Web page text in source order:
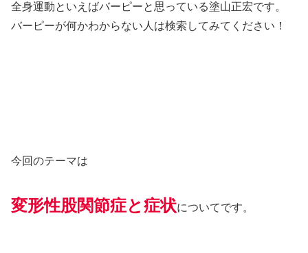
全身運動といえばバーピーと思っている塗山正宏です。
バーピーが何かわからない人は検索してみてください！
今回のテーマは
変形性股関節症と症状についてです。